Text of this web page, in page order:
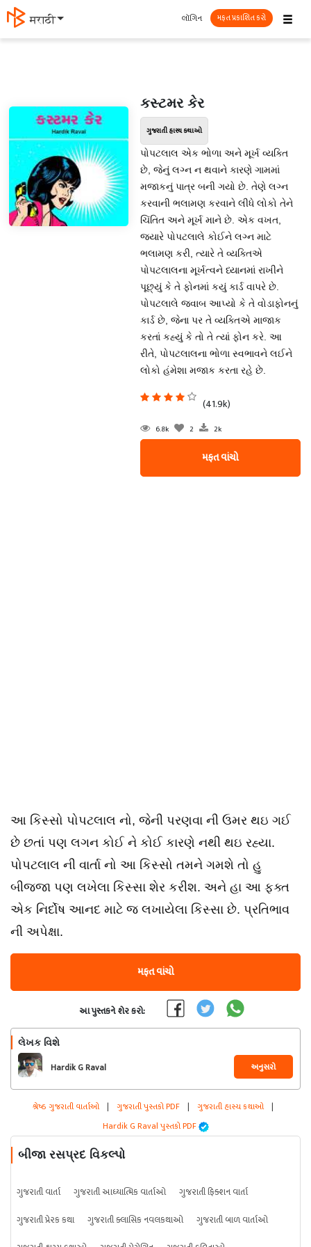
मराठी ☰
લૉગિન મફત પ્રકાશિત કરો
કસ્ટમર કેર
ગુજરાતી હાસ્ય કથાઓ
પોપટલાલ એક ભોળા અને મૂર્ખ વ્યક્તિ
છે, જેનું લગ્ન ન થવાને કારણે ગામમાં
મજાકનું પાત્ર બની ગયો છે. તેણે લગ્ન
કરવાની ભલામણ કરવાને લીધે લોકો તેને
ચિંતિત અને મૂર્ખ માને છે. એક વખત,
જ્યારે પોપટલાલે કોઈને લગ્ન માટે
ભલામણ કરી, ત્યારે તે વ્યક્તિએ
પોપટલાલના મૂર્ખત્વને ધ્યાનમાં રાખીને
પૂછ્યું કે તે ફોનમાં કયું કાર્ડ વાપરે છે.
પોપટલાલે જવાબ આપ્યો કે તે વોડાફોનનું
કાર્ડ છે, જેના પર તે વ્યક્તિએ માજાક
કરતાં કહ્યું કે તો તે ત્યાં ફોન કરે. આ
રીતે, પોપટલાલના ભોળા સ્વભાવને લઈને
લોકો હંમેશા મજાક કરતા રહે છે.
(41.9k)
6.8k 2 2k
મફત વાંચો
આ કિસ્સો પોપટલાલ નો, જેની પરણવા ની ઉમર થઇ ગઈ
છે છતાં પણ લગન કોઈ ને કોઈ કારણે નથી થઇ રહ્યા.
પોપટલાલ ની વાર્તા નો આ કિસ્સો તમને ગમશે તો હુ
બીજ્જા પણ લખેલા કિસ્સા શેર કરીશ. અને હા આ ફક્ત
એક નિર્દોષ આનદ માટે જ લખાયેલા કિસ્સા છે. પ્રતિભાવ
ની અપેક્ષા.
મફત વાંચો
આ પુસ્તકને શેર કરો:
લેખક વિશે
Hardik G Raval અનુસરો
શ્રેષ્ઠ ગુજરાતી વાર્તાઓ | ગુજરાતી પુસ્તકો PDF | ગુજરાતી હાસ્ય કથાઓ |
Hardik G Raval પુસ્તકો PDF
બીજા રસપ્રદ વિકલ્પો
ગુજરાતી વાર્તા ગુજરાતી આધ્યાત્મિક વાર્તાઓ
ગુજરાતી ફિક્શન વાર્તા
ગુજરાતી પ્રેરક કથા
ગુજરાતી ક્લાસિક નવલકથાઓ
ગુજરાતી બાળ વાર્તાઓ